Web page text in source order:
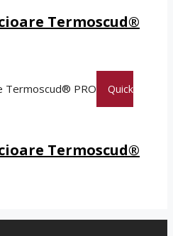
Termoscud®
Quick
Termoscud®